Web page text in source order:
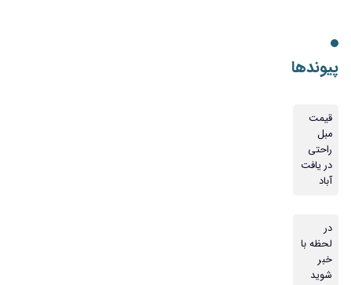
پیوندها
قیمت
مبل
راحتی
در یافت
آباد
در
لحظه با
خبر
شوید